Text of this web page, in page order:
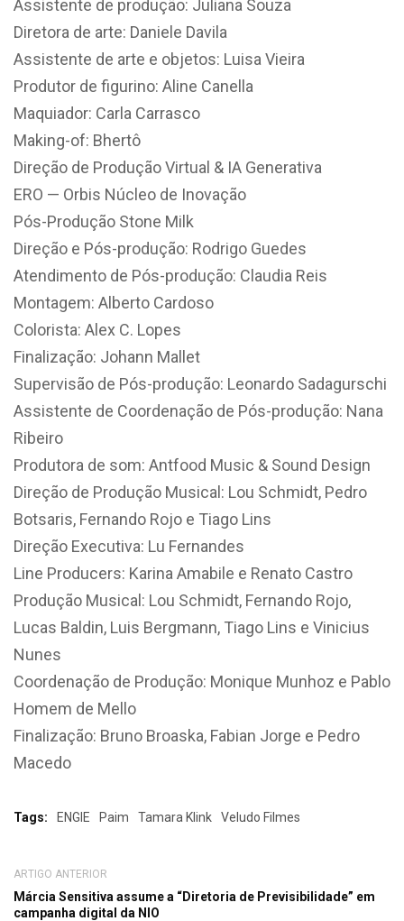
Assistente de produção: Juliana Souza
Diretora de arte: Daniele Davila
Assistente de arte e objetos: Luisa Vieira
Produtor de figurino: Aline Canella
Maquiador: Carla Carrasco
Making-of: Bhertô
Direção de Produção Virtual & IA Generativa
ERO — Orbis Núcleo de Inovação
Pós-Produção Stone Milk
Direção e Pós-produção: Rodrigo Guedes
Atendimento de Pós-produção: Claudia Reis
Montagem: Alberto Cardoso
Colorista: Alex C. Lopes
Finalização: Johann Mallet
Supervisão de Pós-produção: Leonardo Sadagurschi
Assistente de Coordenação de Pós-produção: Nana
Ribeiro
Produtora de som: Antfood Music & Sound Design
Direção de Produção Musical: Lou Schmidt, Pedro
Botsaris, Fernando Rojo e Tiago Lins
Direção Executiva: Lu Fernandes
Line Producers: Karina Amabile e Renato Castro
Produção Musical: Lou Schmidt, Fernando Rojo,
Lucas Baldin, Luis Bergmann, Tiago Lins e Vinicius
Nunes
Coordenação de Produção: Monique Munhoz e Pablo
Homem de Mello
Finalização: Bruno Broaska, Fabian Jorge e Pedro
Macedo
Tags: ENGIE Paim Tamara Klink Veludo Filmes
ARTIGO ANTERIOR
Márcia Sensitiva assume a “Diretoria de Previsibilidade” em
campanha digital da NIO